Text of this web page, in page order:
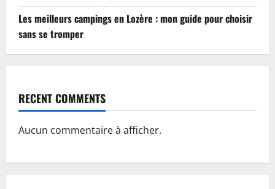
Les meilleurs campings en Lozère : mon guide pour choisir
sans se tromper
RECENT COMMENTS
Aucun commentaire à afficher.